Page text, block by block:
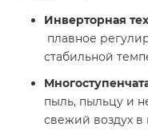
Инверторная
плавное
стабильной
пыль, пыльцу и
свежий воздух